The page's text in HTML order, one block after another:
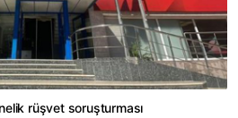
rüşvet soruşturması